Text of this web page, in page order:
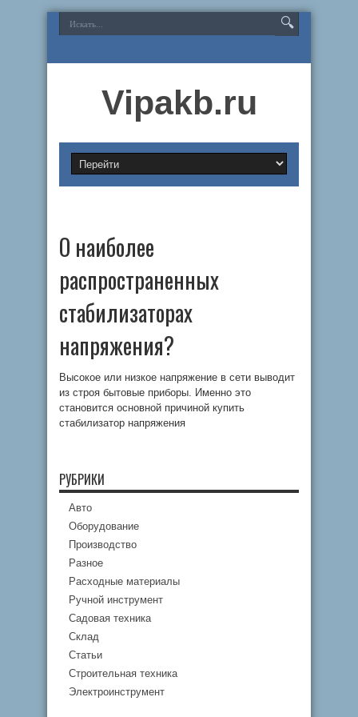
Vipakb.ru
О наиболее
распространенных
стабилизаторах
напряжения?
Высокое или низкое напряжение в сети выводит
из строя бытовые приборы. Именно это
становится основной причиной купить
стабилизатор напряжения
РУБРИКИ
Авто
Оборудование
Производство
Разное
Расходные материалы
Ручной инструмент
Садовая техника
Склад
Статьи
Строительная техника
Электроинструмент